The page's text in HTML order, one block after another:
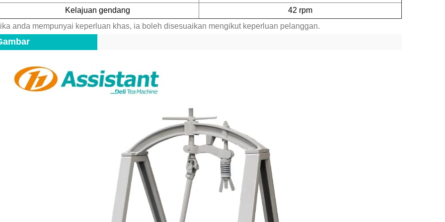
Kelajuan gendang
42 rpm
anda mempunyai keperluan khas, ia boleh disesuaikan mengikut keperluan pelanggan.